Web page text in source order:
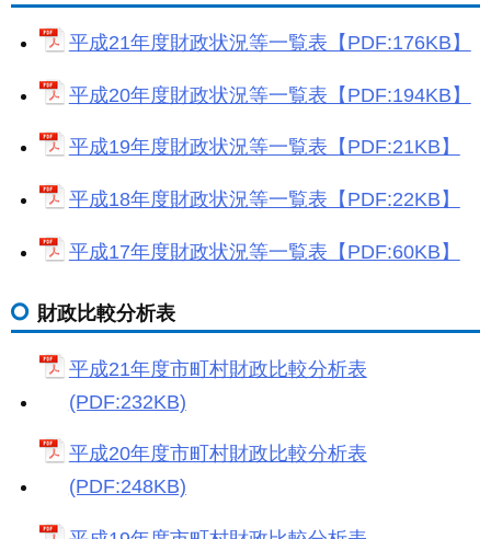
平成21年度財政状況等一覧表【PDF:176KB】
平成20年度財政状況等一覧表【PDF:194KB】
平成19年度財政状況等一覧表【PDF:21KB】
平成18年度財政状況等一覧表【PDF:22KB】
平成17年度財政状況等一覧表【PDF:60KB】
財政比較分析表
平成21年度市町村財政比較分析表
(PDF:232KB)
平成20年度市町村財政比較分析表
(PDF:248KB)